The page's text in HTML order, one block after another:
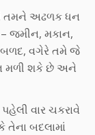
તમને અઢળક ધન
જમીન, મકાન,
બળદ, વગેરે તમે જે
મળી શકે છે અને
વાર ચકરાવે
બદલામાં